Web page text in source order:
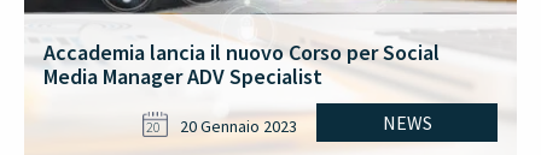
Accademia lancia il nuovo Corso per Social
Media Manager ADV Specialist
NEWS
20 20 Gennaio 2023